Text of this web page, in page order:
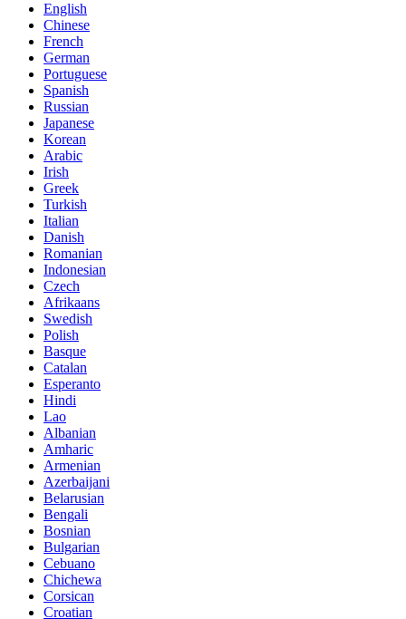
English
Chinese
French
German
Portuguese
Spanish
Russian
Japanese
Korean
Arabic
Irish
Greek
Turkish
Italian
Danish
Romanian
Indonesian
Czech
Afrikaans
Swedish
Polish
Basque
Catalan
Esperanto
Hindi
Lao
Albanian
Amharic
Armenian
Azerbaijani
Belarusian
Bengali
Bosnian
Bulgarian
Cebuano
Chichewa
Corsican
Croatian